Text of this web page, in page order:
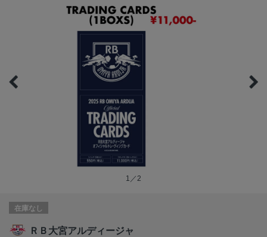
1／2
在庫なし
ＲＢ大宮アルディージャ